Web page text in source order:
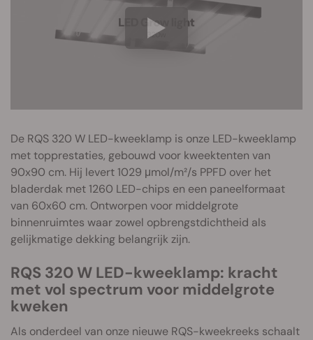
De RQS 320 W LED-kweeklamp is onze LED-kweeklamp
met topprestaties, gebouwd voor kweektenten van
90x90 cm. Hij levert 1029 μmol/m²/s PPFD over het
bladerdak met 1260 LED-chips en een paneelformaat
van 60x60 cm. Ontworpen voor middelgrote
binnenruimtes waar zowel opbrengstdichtheid als
gelijkmatige dekking belangrijk zijn.
RQS 320 W LED-kweeklamp: kracht
met vol spectrum voor middelgrote
kweken
Als onderdeel van onze nieuwe RQS-kweekreeks schaalt